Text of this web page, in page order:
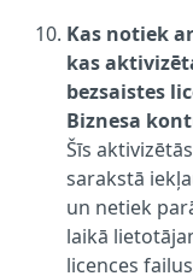
Kas notiek
kas
bezsaistes
Biznesa
Šīs
sarakstā
un netiek
laikā
licences